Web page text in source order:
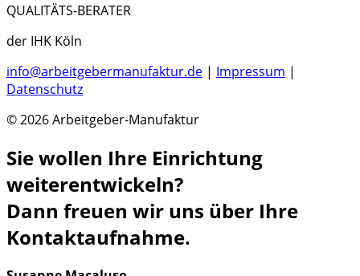
QUALITÄTS-BERATER
der IHK Köln
info@arbeitgebermanufaktur.de | Impressum |
Datenschutz
© 2026 Arbeitgeber-Manufaktur
Sie wollen Ihre Einrichtung
weiterentwickeln?
Dann freuen wir uns über Ihre
Kontaktaufnahme.